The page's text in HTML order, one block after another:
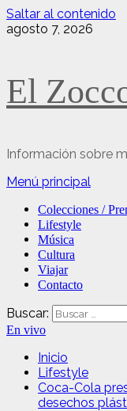
Saltar al contenido
agosto 7, 2026
El
Información sobre
Menú principal
Colecciones /
Lifestyle
Música
Cultura
Viajar
Contacto
Buscar:
En vivo
Inicio
Lifestyle
Coca-Cola
desechos